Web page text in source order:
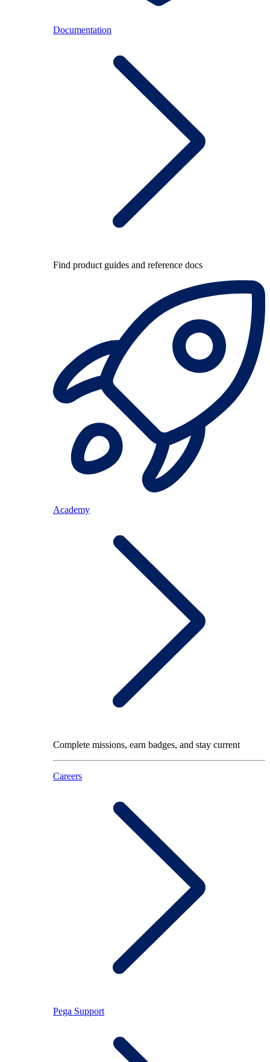
Documentation
Find product guides and reference docs
Academy
Complete missions, earn badges, and stay current
Careers
Pega Support